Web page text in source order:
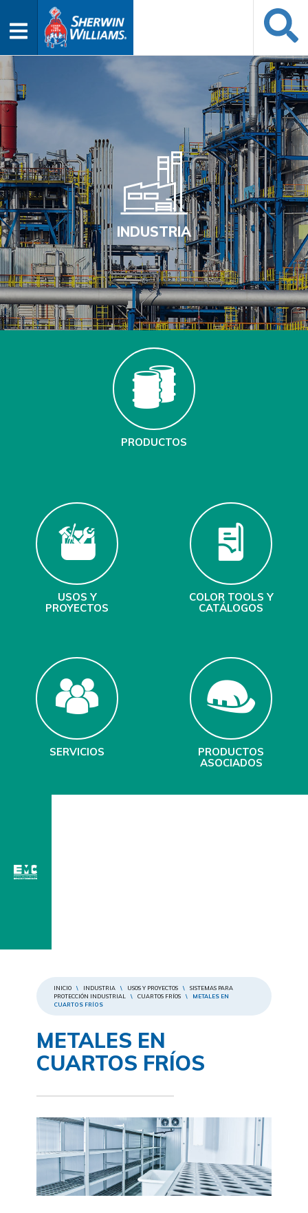
INDUSTRIA
PRODUCTOS
USOS Y
PROYECTOS
COLOR TOOLS Y
CATÁLOGOS
SERVICIOS
PRODUCTOS
ASOCIADOS
INICIO \ INDUSTRIA \ USOS Y PROYECTOS \
SISTEMAS PARA
PROTECCIÓN INDUSTRIAL
\ CUARTOS FRÍOS \
METALES EN
CUARTOS FRÍOS
METALES EN
CUARTOS FRÍOS